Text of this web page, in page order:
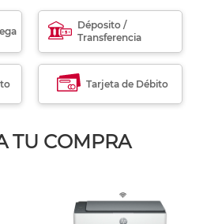
Déposito /
Transferencia
Tarjeta de Débito
TU COMPRA